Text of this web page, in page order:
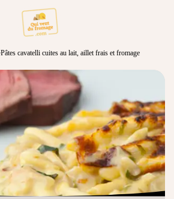
Pâtes cavatelli cuites au lait, aillet frais et fromage